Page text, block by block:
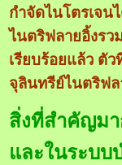
กำจัดไนโตรเจน
ไนตริฟลายอิ้งร
เรียบร้อยแล้ว ตั
จุลินทรีย์ไนตริฟล
สิ่งที่สำคัญมา
และในระบบ